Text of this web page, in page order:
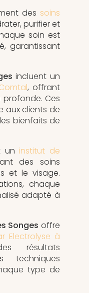
des soins
purifier et
soin est
garantissant
incluent un
, offrant
Ces
aux clients de
bienfaits de
un institut de
des soins
et le visage.
chaque
adapté à
Songes offre
Electrolyse à
résultats
techniques
type de